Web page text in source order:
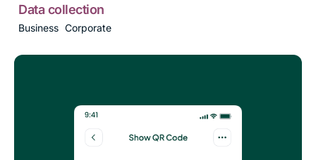
Data collection
Business Corporate